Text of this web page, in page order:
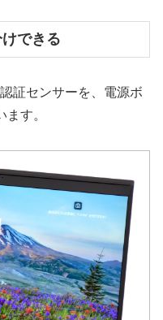
できる
証センサーを、電源ボ
す。